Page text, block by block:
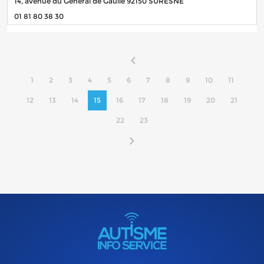
01 81 80 38 30
1 2 3 4 5 6 7 8 9 10 11
12 13 14 15 16 17 18 19 20 21
22 23